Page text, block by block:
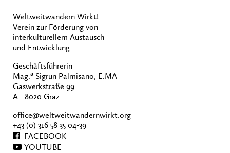
Weltweitwandern Wirkt!
Verein zur Förderung von
interkulturellem Austausch
und Entwicklung
Geschäftsführerin
Mag.a Sigrun Palmisano, E.MA
Gaswerkstraße 99
A - 8020 Graz
office@weltweitwandernwirkt.org
+43 (0) 316 58 35 04-39
FACEBOOK
YOUTUBE